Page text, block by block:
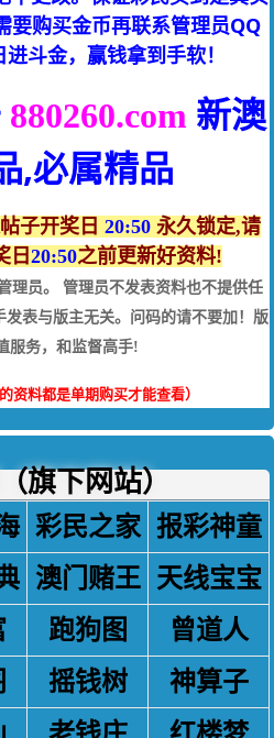
要购买金币再联系管理员QQ
斗金，赢钱拿到手软！
880260.com 新澳
,必属精品
子开奖日 20:50 永久锁定,请
日 20:50之前更新好资料!
理员。 管理员不发表资料也不提供任
表与版主无关。问码的请不要加！版
服务，和监督高手!
资料都是单期购买才能查看）
旗下网站）
彩民之家 报彩神童
澳门赌王 天线宝宝
跑狗图
曾道人
摇钱树
神算子